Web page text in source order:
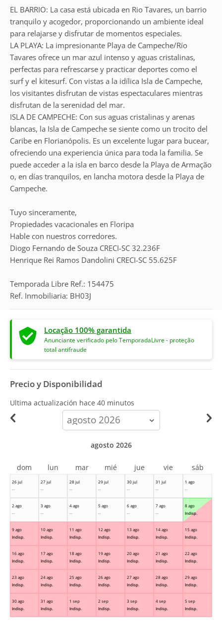
EL BARRIO: La casa está ubicada en Rio Tavares, un barrio
tranquilo y acogedor, proporcionando un ambiente ideal
para relajarse y disfrutar de momentos especiales.
LA PLAYA: La impresionante Playa de Campeche/Río
Tavares ofrece un mar azul intenso y aguas cristalinas,
perfectas para refrescarse y practicar deportes como el
surf y el kitesurf. Con vistas a la idílica Isla de Campeche,
los visitantes disfrutan de vistas espectaculares mientras
disfrutan de la serenidad del mar.
ISLA DE CAMPECHE: Con sus aguas cristalinas y arenas
blancas, la Isla de Campeche se siente como un trocito del
Caribe en Florianópolis. Es un excelente lugar para bucear,
ofreciendo una experiencia única para toda la familia. Se
puede acceder a la isla en barco desde la Playa de Armação
o, en días tranquilos, en lancha motora desde la Playa de
Campeche.
Tuyo sinceramente,
Propiedades vacacionales en Floripa
Hable con nuestros corredores.
Diogo Fernando de Souza CRECI-SC 32.236F
Henrique Rei Ramos Dandolini CRECI-SC 55.625F
Temporada Libre Ref.: 154475
Ref. Inmobiliaria: BH03J
Locação 100% garantida
Anunciante verificado pelo TemporadaLivre - proteção
total antifraude
Precio y Disponibilidad
Ultima actualización hace 40 minutos
calendar-
month
26 jul
--
27 jul
--
28 jul
--
29 jul
--
30 jul
--
31 jul
--
1 ago
--
2 ago
--
3 ago
--
4 ago
--
5 ago
--
6 ago
--
7 ago
--
8 ago
Indisp.
9 ago
Indisp.
10 ago
Indisp.
11 ago
Indisp.
12 ago
Indisp.
13 ago
Indisp.
14 ago
Indisp.
15 ago
Indisp.
16 ago
Indisp.
17 ago
Indisp.
18 ago
Indisp.
19 ago
Indisp.
20 ago
Indisp.
21 ago
Indisp.
22 ago
Indisp.
23 ago
Indisp.
24 ago
Indisp.
25 ago
Indisp.
26 ago
Indisp.
27 ago
Indisp.
28 ago
Indisp.
29 ago
Indisp.
30 ago
Indisp.
31 ago
Indisp.
1 sep
Indisp.
2 sep
Indisp.
3 sep
Indisp.
4 sep
Indisp.
5 sep
Indisp.
agosto 2026
dom lun mar mié jue vie sáb